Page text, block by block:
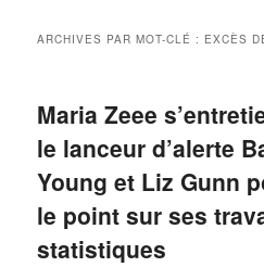
ARCHIVES PAR MOT-CLÉ : EXCÈS
Maria Zeee
le lanceur d’alerte
Young et Liz Gunn
le point sur ses
statistiques